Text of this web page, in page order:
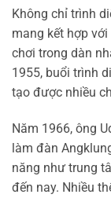
Không chỉ trình
mang kết hợp
chơi trong dàn
1955, buổi trình
tạo được nhiều
Năm 1966, ông
làm đàn
năng như trung
đến nay. Nhiều